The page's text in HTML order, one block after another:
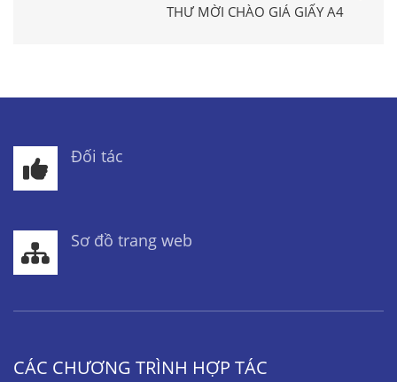
THƯ MỜI CHÀO GIÁ GIẤY A4
Đối tác
Sơ đồ trang web
CÁC CHƯƠNG TRÌNH HỢP TÁC